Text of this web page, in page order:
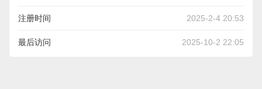
注册时间 2025-2-4 20:53
最后访问 2025-10-2 22:05